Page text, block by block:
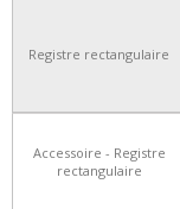
Registre rectangulaire
Accessoire - Registre
rectangulaire